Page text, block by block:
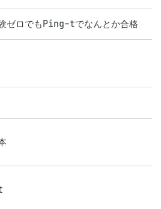
ゼロでもPing-tでなんとか合格